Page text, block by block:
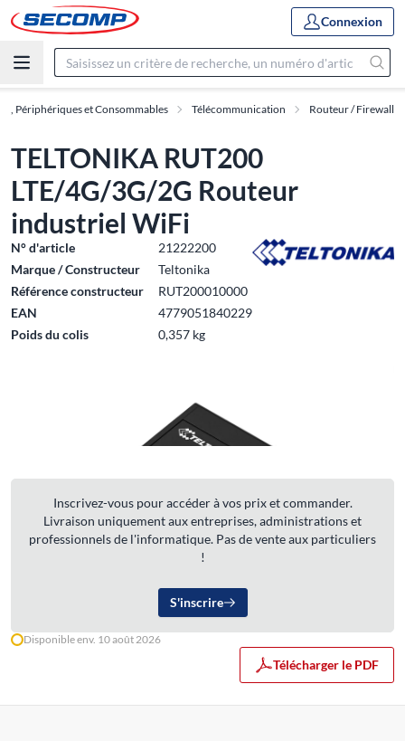
Connexion
Périphériques et Consommables Télécommunication Routeur / Firewall
TELTONIKA RUT200
LTE/4G/3G/2G Routeur
industriel WiFi
N° d'article
21222200
Marque / Constructeur
Teltonika
Référence constructeur
RUT200010000
EAN
4779051840229
Poids du colis
0,357 kg
Inscrivez-vous pour accéder à vos prix et commander.
Livraison uniquement aux entreprises, administrations et
professionnels de l'informatique. Pas de vente aux particuliers
!
S'inscrire
Disponible env. 10 août 2026
Télécharger le PDF